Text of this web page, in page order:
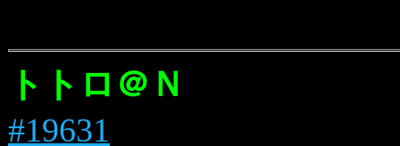
トトロ＠Ｎ
#19631